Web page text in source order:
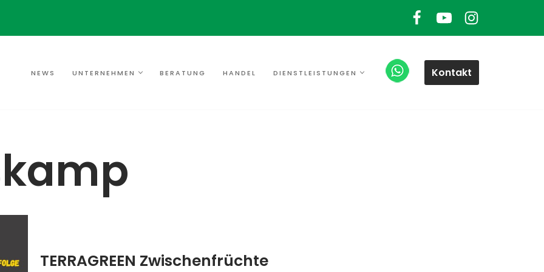
NEWS UNTERNEHMEN BERATUNG HANDEL DIENSTLEISTUNGEN Kontakt
TERRAGREEN Zwischenfrüchte